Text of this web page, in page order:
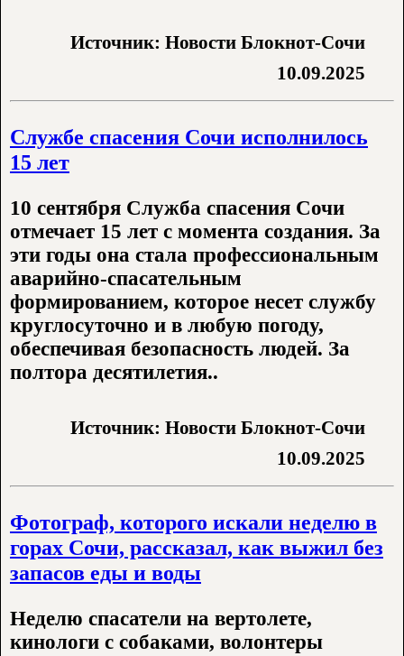
Источник: Новости Блокнот-Сочи
10.09.2025
Службе спасения Сочи исполнилось
15 лет
10 сентября Служба спасения Сочи
отмечает 15 лет с момента создания. За
эти годы она стала профессиональным
аварийно-спасательным
формированием, которое несет службу
круглосуточно и в любую погоду,
обеспечивая безопасность людей. За
полтора десятилетия..
Источник: Новости Блокнот-Сочи
10.09.2025
Фотограф, которого искали неделю в
горах Сочи, рассказал, как выжил без
запасов еды и воды
Неделю спасатели на вертолете,
кинологи с собаками, волонтеры